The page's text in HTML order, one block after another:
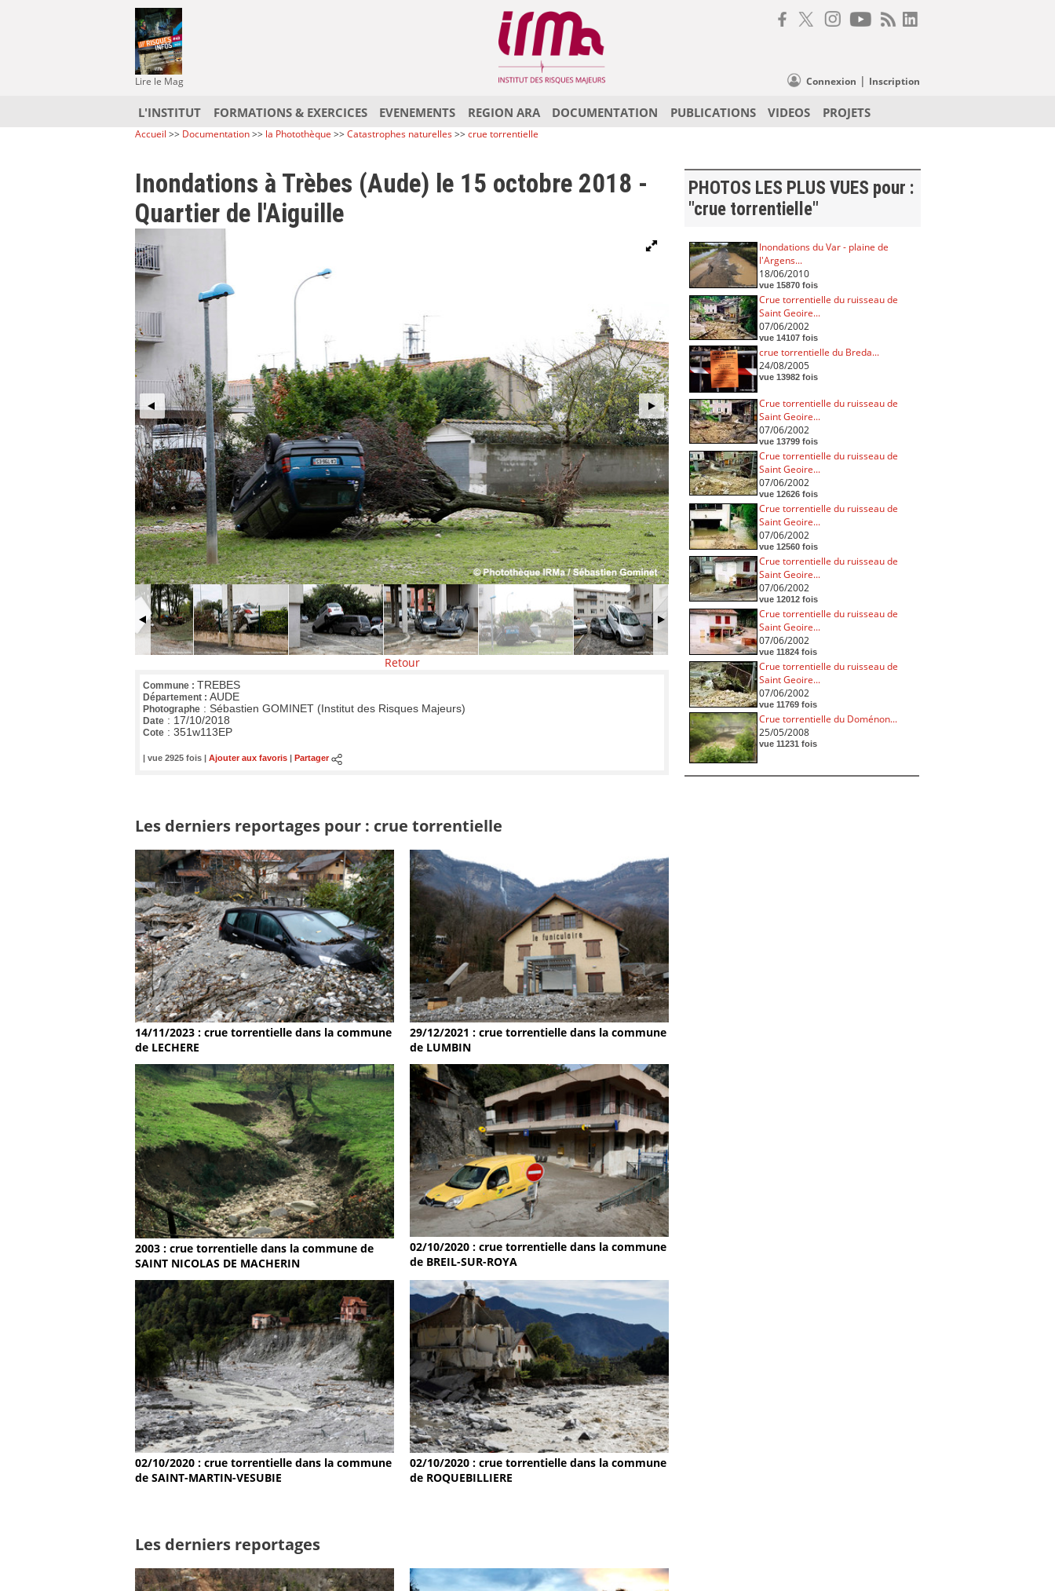
Lire le Mag Connexion | Inscription
L'INSTITUT FORMATIONS & EXERCICES EVENEMENTS REGION ARA DOCUMENTATION PUBLICATIONS VIDEOS PROJETS
Accueil >> Documentation>> la Photothèque >>Catastrophes naturelles>>crue torrentielle
Inondations à Trèbes (Aude) le 15 octobre 2018 -
Quartier de l'Aiguille
Retour
Commune : TREBES
Département : AUDE
Photographe : Sébastien GOMINET (Institut des Risques Majeurs)
Date : 17/10/2018
Cote : 351w113EP
| vue 2925 fois | Ajouter aux favoris Partager
Les derniers reportages pour : crue torrentielle
14/11/2023 : crue torrentielle dans la commune
de LECHERE
29/12/2021 : crue torrentielle dans la commune
de LUMBIN
2003 : crue torrentielle dans la commune de
SAINT NICOLAS DE MACHERIN
02/10/2020 : crue torrentielle dans la commune
de BREIL-SUR-ROYA
02/10/2020 : crue torrentielle dans la commune
de SAINT-MARTIN-VESUBIE
02/10/2020 : crue torrentielle dans la commune
de ROQUEBILLIERE
Les derniers reportages
PHOTOS LES PLUS VUES pour :
"crue torrentielle"
Inondations du Var - plaine de
l'Argens...
18/06/2010
vue 15870 fois
Crue torrentielle du ruisseau de
Saint Geoire...
07/06/2002
vue 14107 fois
crue torrentielle du Breda...
24/08/2005
vue 13982 fois
Crue torrentielle du ruisseau de
Saint Geoire...
07/06/2002
vue 13799 fois
Crue torrentielle du ruisseau de
Saint Geoire...
07/06/2002
vue 12626 fois
Crue torrentielle du ruisseau de
Saint Geoire...
07/06/2002
vue 12560 fois
Crue torrentielle du ruisseau de
Saint Geoire...
07/06/2002
vue 12012 fois
Crue torrentielle du ruisseau de
Saint Geoire...
07/06/2002
vue 11824 fois
Crue torrentielle du ruisseau de
Saint Geoire...
07/06/2002
vue 11769 fois
Crue torrentielle du Doménon...
25/05/2008
vue 11231 fois